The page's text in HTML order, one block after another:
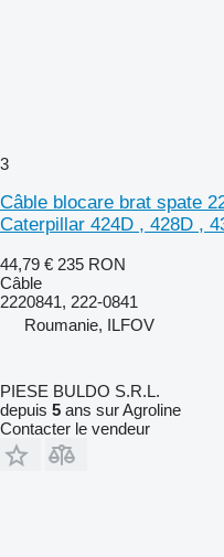
3
Câble blocare brat spate
Caterpillar 424D , 428D ,
44,79 € 235 RON
Câble
2220841, 222-0841
Roumanie, ILFOV
PIESE BULDO S.R.L.
depuis 5 ans sur Agroline
Contacter le vendeur